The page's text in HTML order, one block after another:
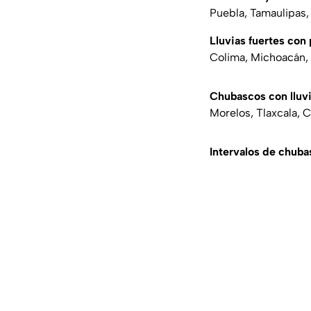
Puebla,
Lluvias fuertes con
Colima,
Chubascos con
Morelos, Tlaxcala,
Intervalos de